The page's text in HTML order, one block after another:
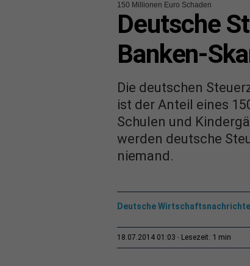
150 Millionen Euro Schaden
Deutsche
Banken-
Die deutschen
ist der Anteil eines
Schulen und
werden deutsche
niemand.
Deutsche
18.07.2014 01:03 Lesezeit: 1 min